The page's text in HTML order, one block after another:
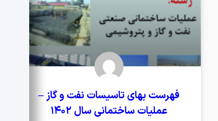
فهرست بهای تاسیسات نفت و گاز –
عملیات ساختمانی سال ۱۴۰۲